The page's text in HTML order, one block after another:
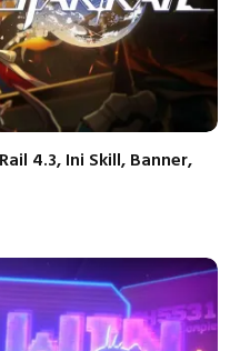
4.3, Ini Skill, Banner,